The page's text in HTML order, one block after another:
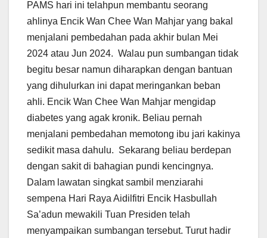
PAMS hari ini telahpun membantu seorang
ahlinya Encik Wan Chee Wan Mahjar yang bakal
menjalani pembedahan pada akhir bulan Mei
2024 atau Jun 2024. Walau pun sumbangan tidak
begitu besar namun diharapkan dengan bantuan
yang dihulurkan ini dapat meringankan beban
ahli. Encik Wan Chee Wan Mahjar mengidap
diabetes yang agak kronik. Beliau pernah
menjalani pembedahan memotong ibu jari kakinya
sedikit masa dahulu. Sekarang beliau berdepan
dengan sakit di bahagian pundi kencingnya.
Dalam lawatan singkat sambil menziarahi
sempena Hari Raya Aidilfitri Encik Hasbullah
Sa’adun mewakili Tuan Presiden telah
menyampaikan sumbangan tersebut. Turut hadir